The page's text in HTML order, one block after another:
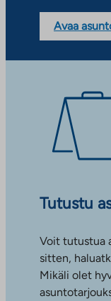
Avaa
Tutustu
Voit tutustua
sitten,
Mikäli olet